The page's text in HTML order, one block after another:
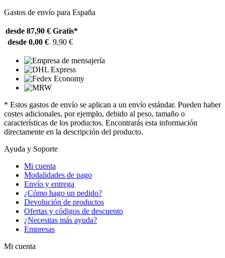
Gastos de envío para España
desde 87,90 € Gratis*
desde 0,00 € 9,90 €
* Estos gastos de envío se aplican a un envío estándar. Pueden haber
costes adicionales, por ejemplo, debido al peso, tamaño o
características de los productos. Encontrarás esta información
directamente en la descripción del producto.
Ayuda y Soporte
Mi cuenta
Modalidades de pago
Envío y entrega
¿Cómo hago un pedido?
Devolución de productos
Ofertas y códigos de descuento
¿Necesitas más ayuda?
Empresas
Mi cuenta